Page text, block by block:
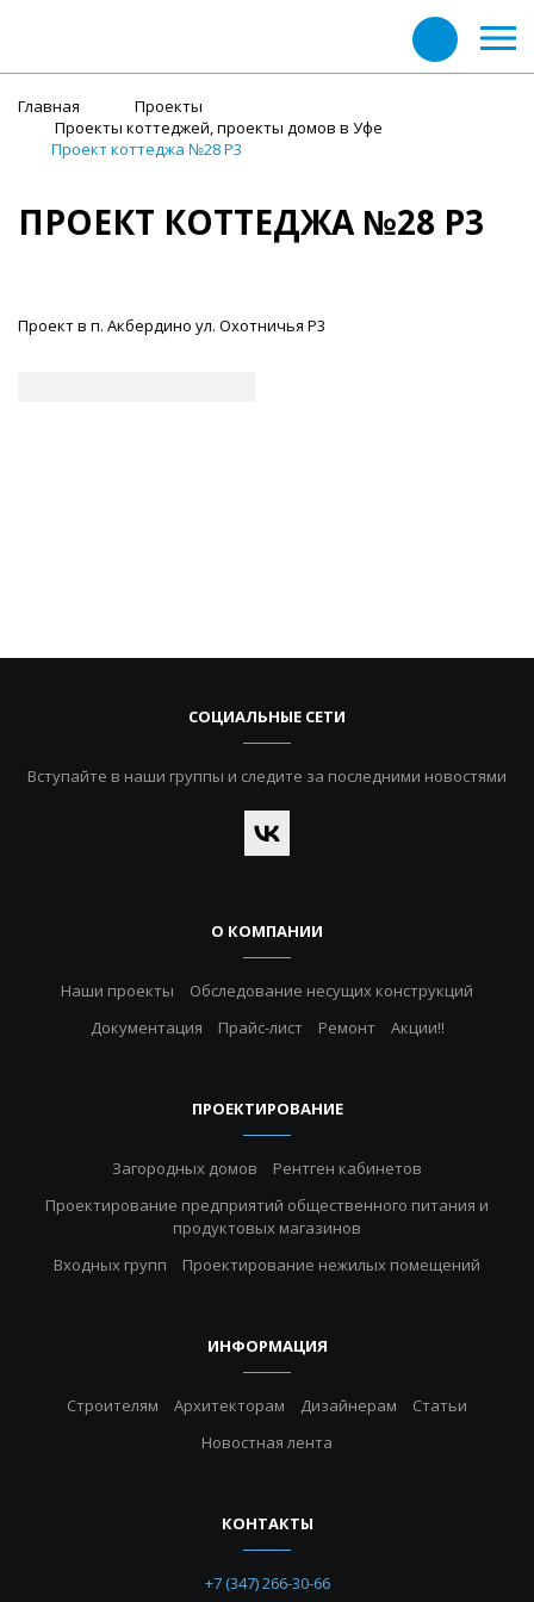
Главная
Проекты
Проекты коттеджей, проекты домов в Уфе
Проект коттеджа №28 Р3
ПРОЕКТ КОТТЕДЖА №28 Р3
Проект в п. Акбердино ул. Охотничья Р3
СОЦИАЛЬНЫЕ СЕТИ
Вступайте в наши группы и следите за последними новостями
О КОМПАНИИ
Наши проекты
Обследование несущих конструкций
Документация
Прайс-лист Ремонт Акции!!
ПРОЕКТИРОВАНИЕ
Загородных домов
Рентген кабинетов
Проектирование предприятий общественного питания и
продуктовых магазинов
Входных групп
Проектирование нежилых помещений
ИНФОРМАЦИЯ
Строителям Архитекторам Дизайнерам
Статьи
Новостная лента
КОНТАКТЫ
+7 (347) 266-30-66